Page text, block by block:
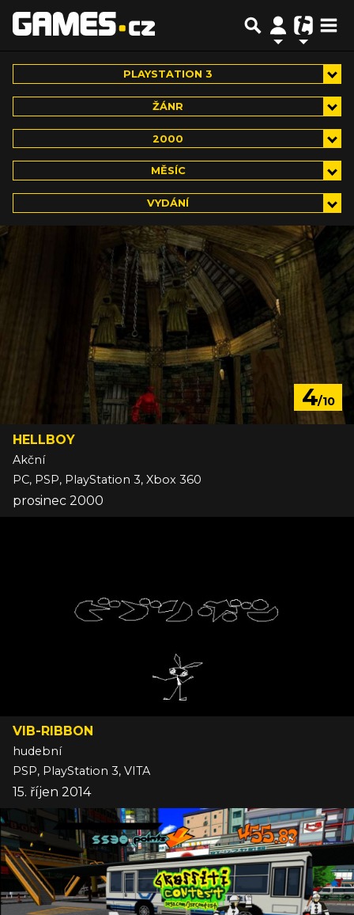
PLAYSTATION 3
ŽÁNR
2000
MĚSÍC
VYDÁNÍ
4/10
HELLBOY
Akční
PC, PSP, PlayStation 3, Xbox 360
prosinec 2000
VIB-RIBBON
hudební
PSP, PlayStation 3, VITA
15. říjen 2014